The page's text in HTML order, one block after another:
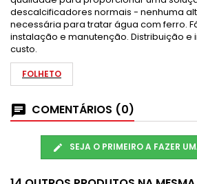
descalcificadores normais - nenhuma
necessária para tratar água com ferro.
instalação e manutenção. Distribuição
custo.
FOLHETO
COMENTÁRIOS (0)
SEJA O PRIMEIRO A FAZER